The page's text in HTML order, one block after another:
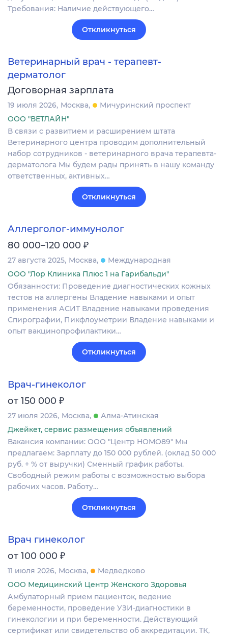
Требования: Наличие действующего…
Откликнуться
Ветеринарный врач - терапевт-
дерматолог
Договорная зарплата
19 июля 2026 Москва
Мичуринский проспект
ООО "ВЕТЛАЙН"
В связи с развитием и расширением штата
Ветеринарного центра проводим дополнительный
набор сотрудников - ветеринарного врача терапевта-
дерматолога Мы будем рады принять в нашу команду
ответственных, активных…
Откликнуться
Аллерголог-иммунолог
80 000–120 000 ₽
27 августа 2025 Москва
Международная
ООО "Лор Клиника Плюс 1 на Гарибальди"
Обязанности: Проведение диагностических кожных
тестов на аллергены Владение навыками и опыт
применения АСИТ Владение навыками проведения
Спирографии, Пикфлоуметрии Владение навыками и
опыт вакцинопрофилактики…
Откликнуться
Врач-гинеколог
от 150 000 ₽
27 июля 2026 Москва
Алма-Атинская
Джейкет, сервис размещения объявлений
Вакансия компании: ООО "Центр НОМО89" Мы
предлагаем: Зарплату до 150 000 рублей. (оклад 50 000
руб. + % от выручки) Сменный график работы.
Свободный режим работы с возможностью выбора
рабочих часов. Работу…
Откликнуться
Врач гинеколог
от 100 000 ₽
11 июля 2026 Москва
Медведково
ООО Медицинский Центр Женского Здоровья
Амбулаторный прием пациенток, ведение
беременности, проведение УЗИ-диагностики в
гинекологии и при беременности. Действующий
сертификат или свидетельство об аккредитации. ТК,